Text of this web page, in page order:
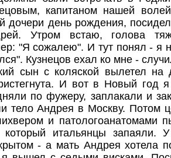
капитаном нашей
дочери день рождения,
Утром встаю, голова
"Я сожалею". И тут понял - я
Кузнецов ехал ко мне -
сын с коляской вылетел на
И вот в Новый год
по фужеру, заплакали и
тело Андрея в Москву. Потом
и патологоанатомами
который итальянцы запаяли.
- а мать Андрея хотела